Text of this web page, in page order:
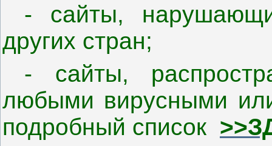
- сайты,
других стран;
- сайты,
любыми вирусными
подробный список